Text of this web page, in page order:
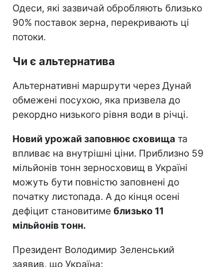
Одеси, які зазвичай обробляють близько
90% поставок зерна, перекривають ці
потоки.
Чи є альтернатива
Альтернативні маршрути через Дунай
обмежені посухою, яка призвела до
рекордно низького рівня води в річці.
Новий урожай заповнює сховища та
впливає на внутрішні ціни. Приблизно 59
мільйонів тонн зерносховищ в Україні
можуть бути повністю заповнені до
початку листопада. А до кінця осені
дефіцит становитиме близько 11
мільйонів тонн.
Президент Володимир Зеленський
заявив, що Україна: